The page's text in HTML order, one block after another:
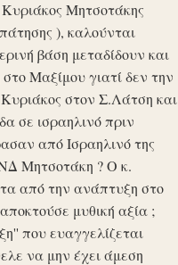
Μητσοτάκης
), καλούνται
βάση μεταδίδουν και
Μαξίμου γιατί δεν την
στον Σ.Λάτση και
σε ισραηλινό πριν
από Ισραηλινό της
Μητσοτάκη ? Ο κ.
από την ανάπτυξη στο
μυθική αξία ;
που ευαγγελίζεται
να μην έχει άμεση